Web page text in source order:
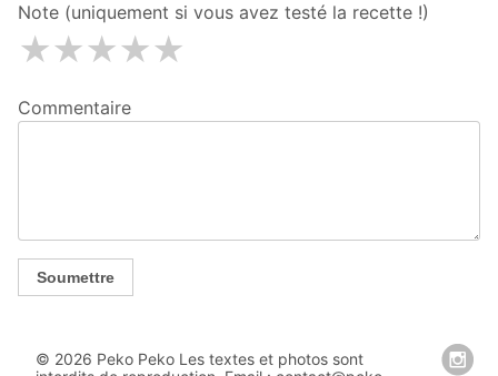
Note (uniquement si vous avez testé la recette !)
4 étoiles
3 étoiles
2 étoiles
1 étoiles
Commentaire
Soumettre
© 2026 Peko Peko Les textes et photos sont